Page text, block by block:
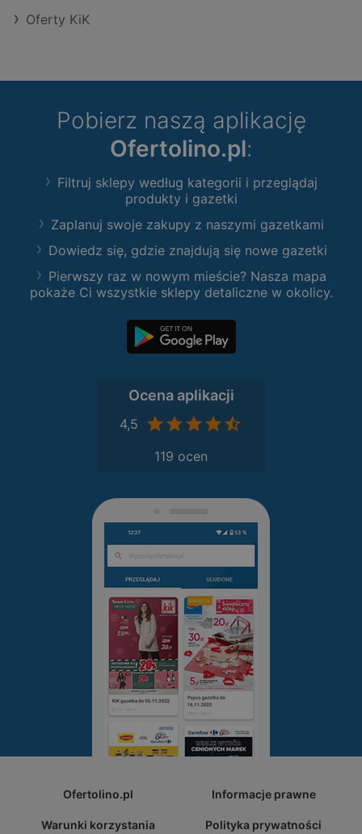
Oferty KiK
Pobierz naszą aplikację
Ofertolino.pl:
Filtruj sklepy według kategorii i przeglądaj
produkty i gazetki
Zaplanuj swoje zakupy z naszymi gazetkami
Dowiedz się, gdzie znajdują się nowe gazetki
Pierwszy raz w nowym mieście? Nasza mapa
pokaże Ci wszystkie sklepy detaliczne w okolicy.
Ocena aplikacji
4,5
119 ocen
Ofertolino.pl Informacje prawne
Warunki korzystania Polityka prywatności